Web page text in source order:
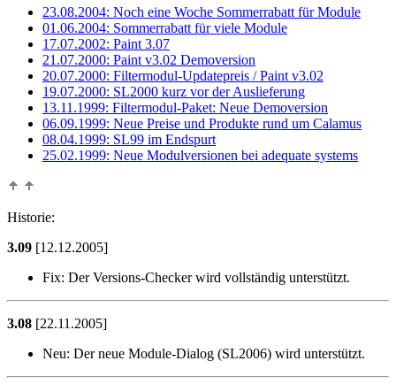
23.08.2004: Noch eine Woche Sommerrabatt für Module
01.06.2004: Sommerrabatt für viele Module
17.07.2002: Paint 3.07
21.07.2000: Paint v3.02 Demoversion
20.07.2000: Filtermodul-Updatepreis / Paint v3.02
19.07.2000: SL2000 kurz vor der Auslieferung
13.11.1999: Filtermodul-Paket: Neue Demoversion
06.09.1999: Neue Preise und Produkte rund um Calamus
08.04.1999: SL99 im Endspurt
25.02.1999: Neue Modulversionen bei adequate systems
Historie:
3.09 [12.12.2005]
Fix: Der Versions-Checker wird vollständig unterstützt.
3.08 [22.11.2005]
Neu: Der neue Module-Dialog (SL2006) wird unterstützt.